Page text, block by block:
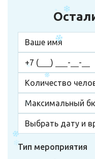
Тип мероприятия